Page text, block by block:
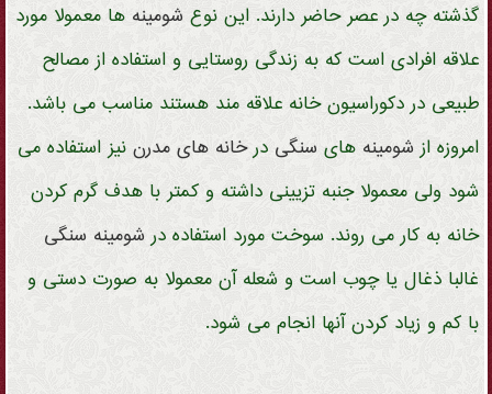
گذشته چه در عصر حاضر دارند. این نوع شومینه ها معمولا مورد
علاقه افرادی است که به زندگی روستایی و استفاده از مصالح
طبیعی در دکوراسیون خانه علاقه مند هستند مناسب می باشد.
امروزه ازشومینه های سنگی درخانه های مدرننیز استفاده می
شود ولی معمولا جنبه تزیینی داشته و کمتر با هدف گرم کردن
خانه به کار می روند. سوخت مورد استفاده درشومینه سنگی
غالبا ذغال یا چوب است و شعله آن معمولا به صورت دستی و
با کم و زیاد کردن آنها انجام می شود.